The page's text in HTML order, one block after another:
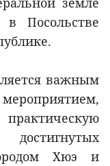
Посольстве
важным
Хюэ и